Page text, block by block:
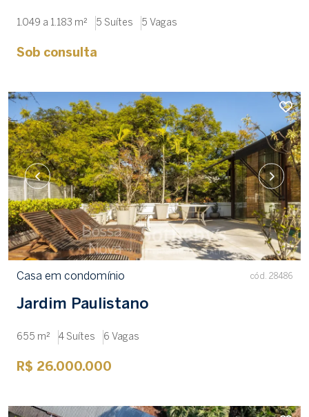
1.049 a 1.183 m² 5 Suítes 5 Vagas
Sob consulta
Casa em condomínio cód. 28486
Jardim Paulistano
655 m² 4 Suítes 6 Vagas
R$ 26.000.000